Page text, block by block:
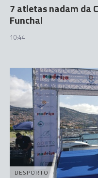
7 atletas nadam da
Funchal
10:44
DESPORTO